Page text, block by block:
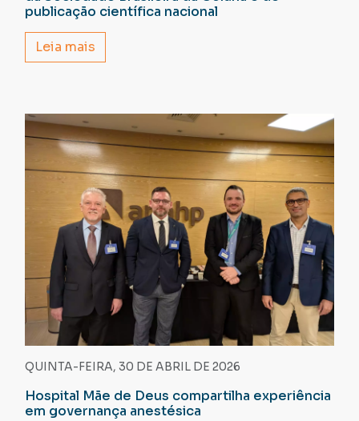
publicação científica nacional
Leia mais
QUINTA-FEIRA, 30 DE ABRIL DE 2026
Hospital Mãe de Deus compartilha experiência
em governança anestésica